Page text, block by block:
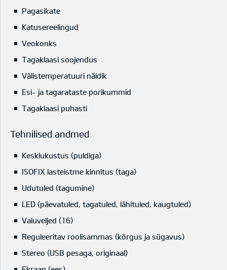
Pagasikate
Katusereelingud
Veokonks
Tagaklaasi soojendus
Välistemperatuuri näidik
Esi- ja tagarataste porikummid
Tagaklaasi puhasti
Tehnilised andmed
Kesklukustus (puldiga)
ISOFIX lasteistme kinnitus (taga)
Udutuled (tagumine)
LED (päevatuled, tagatuled, lähituled, kaugtuled)
Valuveljed (16)
Reguleeritav roolisammas (kõrgus ja sügavus)
Stereo (USB pesaga, originaal)